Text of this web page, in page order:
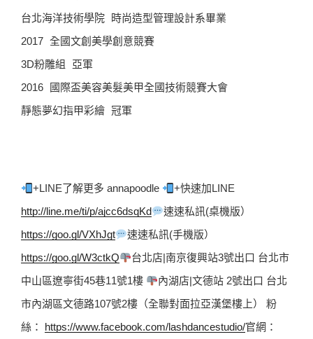
台北海洋技術學院 時尚造型管理設計系畢業
2017 全國文創美學創意競賽
3D粉雕組 亞軍
2016 國際盃美容美髮美甲全國技術競賽大會
靜態夢幻指甲彩繪 冠軍
+LINE了解更多 annapoodle
http://line.me/ti/p/ajcc6dsqKd
https://goo.gl/VXhJgt
https://goo.gl/W3ctkQ
台北店|南京復興站3號出口 台北市
中山區遼寧街45巷11號1樓
內湖店|文德站 2號出口 台北
市內湖區文德路107號2樓（全聯對面拉亞漢堡樓上） 粉
絲： https://www.facebook.com/lashdancestudio/